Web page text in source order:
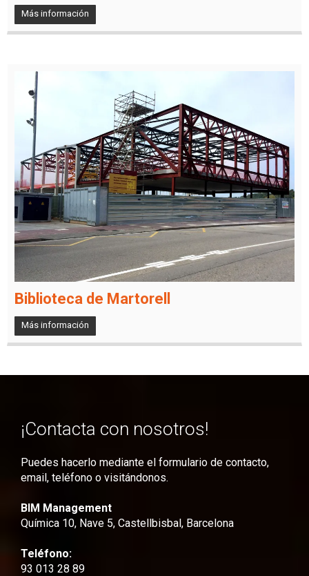
Más información
Biblioteca de Martorell
Más información
¡Contacta con nosotros!
Puedes hacerlo mediante el formulario de contacto,
email, teléfono o visitándonos.
BIM Management
Química 10, Nave 5, Castellbisbal, Barcelona
Teléfono:
93 013 28 89